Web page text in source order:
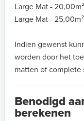
Large Mat - 20,00m²
Large Mat - 25,00m²
Indien gewenst
worden door het
matten of complete
Benodigd
berekenen